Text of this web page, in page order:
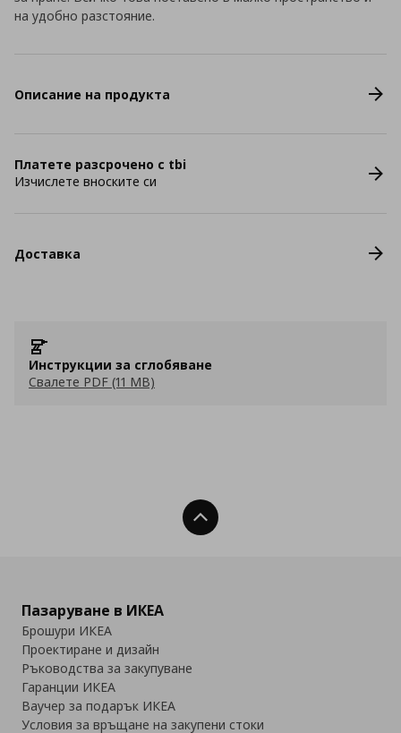
на удобно разстояние.
Описание на продукта
Платете разсрочено с tbi
Изчислете вноските си
Доставка
Инструкции за сглобяване
Свалете PDF (11 MB)
Нагоре
Пазаруване в ИКЕА
Брошури ИКЕА
Проектиране и дизайн
Ръководства за закупуване
Гаранции ИКЕА
Ваучер за подарък ИКЕА
Условия за връщане на закупени стоки